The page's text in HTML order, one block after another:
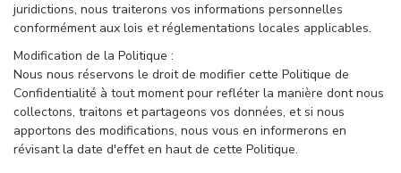
juridictions, nous traiterons vos informations personnelles
conformément aux lois et réglementations locales applicables.
Modification de la Politique :
Nous nous réservons le droit de modifier cette Politique de
Confidentialité à tout moment pour refléter la manière dont nous
collectons, traitons et partageons vos données, et si nous
apportons des modifications, nous vous en informerons en
révisant la date d'effet en haut de cette Politique.